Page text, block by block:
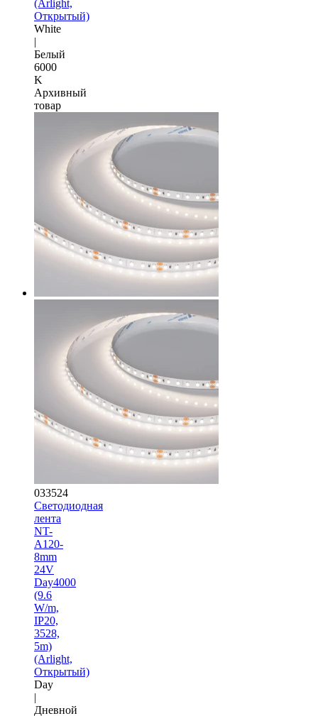
(Arlight,
Открытый)
White
|
Белый
6000
K
Архивный
товар
033524
Светодиодная
лента
NT-
A120-
8mm
24V
Day4000
(9.6
W/m,
IP20,
3528,
5m)
(Arlight,
Открытый)
Day
|
Дневной